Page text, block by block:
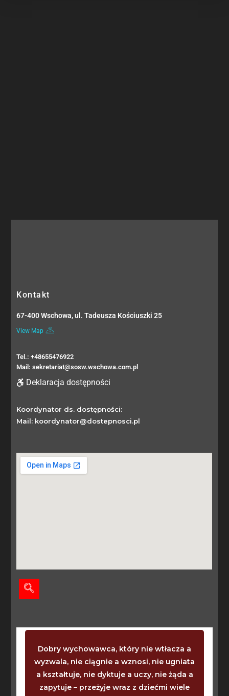
Kontakt
67-400 Wschowa, ul. Tadeusza Kościuszki 25
View Map
Tel.: +48655476922
Mail: sekretariat@sosw.wschowa.com.pl
Deklaracja dostępności
Koordynator ds. dostępności:
Mail: koordynator@dostepnosci.pl
Dobry wychowawca, który nie wtłacza a
wyzwala, nie ciągnie a wznosi, nie ugniata
a kształtuje, nie dyktuje a uczy, nie żąda a
zapytuje – przeżyje wraz z dziećmi wiele